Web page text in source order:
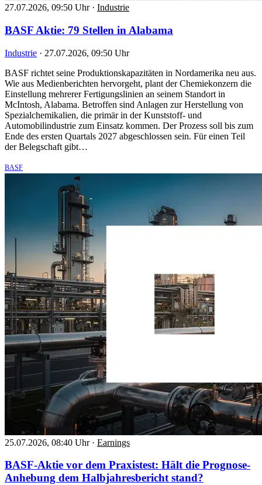
27.07.2026, 09:50 Uhr · Industrie
BASF Aktie: 79 Stellen in Alabama
Industrie · 27.07.2026, 09:50 Uhr
BASF richtet seine Produktionskapazitäten in Nordamerika neu aus.
Wie aus Medienberichten hervorgeht, plant der Chemiekonzern die
Einstellung mehrerer Fertigungslinien an seinem Standort in
McIntosh, Alabama. Betroffen sind Anlagen zur Herstellung von
Spezialchemikalien, die primär in der Kunststoff- und
Automobilindustrie zum Einsatz kommen. Der Prozess soll bis zum
Ende des ersten Quartals 2027 abgeschlossen sein. Für einen Teil
der Belegschaft gibt…
BASF
25.07.2026, 08:40 Uhr · Earnings
BASF-Aktie vor dem Praxistest: Hält die Prognose-
Anhebung dem Halbjahresbericht stand?